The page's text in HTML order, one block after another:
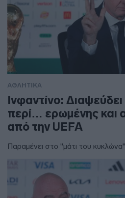
ΑΘΛΗΤΙΚΑ
Ινφαντίνο:
περί… ερωμένης και
από την UEFA
Παραμένει στο "μάτι του